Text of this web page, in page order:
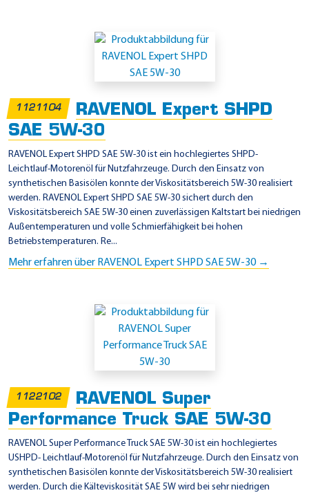
s
a
t
z
g
e
b
i
t
V
O
V
D
S
-
1121104
RAVENOL Expert SHPD
SAE 5W-30
RAVENOL Expert SHPD SAE 5W-30 ist ein hochlegiertes SHPD-
Leichtlauf-Motorenöl für Nutzfahrzeuge. Durch den Einsatz von
synthetischen Basisölen konnte der Viskositätsbereich 5W-30 realisiert
werden. RAVENOL Expert SHPD SAE 5W-30 sichert durch den
Viskositätsbereich SAE 5W-30 einen zuverlässigen Kaltstart bei niedrigen
Außentemperaturen und volle Schmierfähigkeit bei hohen
Betriebstemperaturen. Re...
Mehr erfahren über RAVENOL Expert SHPD SAE 5W-30 →
1122102
RAVENOL Super
Performance Truck SAE 5W-30
RAVENOL Super Performance Truck SAE 5W-30 ist ein hochlegiertes
USHPD- Leichtlauf-Motorenöl für Nutzfahrzeuge. Durch den Einsatz von
synthetischen Basisölen konnte der Viskositätsbereich 5W-30 realisiert
werden. Durch die Kälteviskosität SAE 5W wird bei sehr niedrigen